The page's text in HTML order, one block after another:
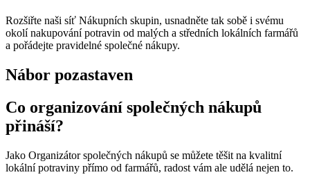
Rozšiřte naši síť Nákupních skupin, usnadněte tak sobě i svému
okolí nakupování potravin od malých a středních lokálních farmářů
a pořádejte pravidelné společné nákupy.
Nábor pozastaven
Co organizování společných nákupů
přináší?
Jako Organizátor společných nákupů se můžete těšit na kvalitní
lokální potraviny přímo od farmářů, radost vám ale udělá nejen to.